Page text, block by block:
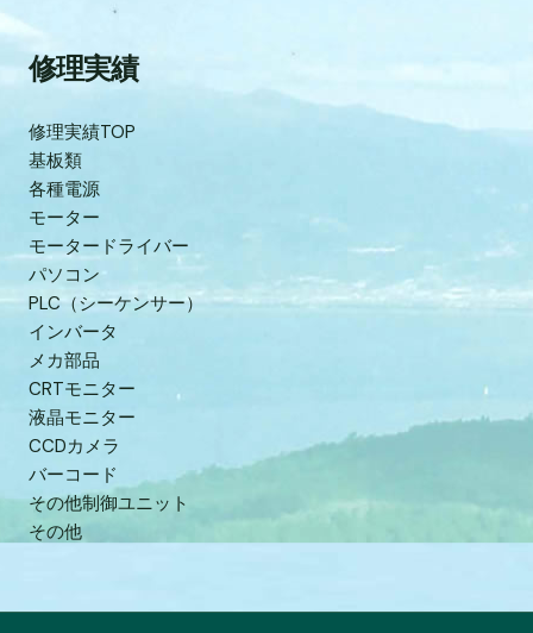
修理実績
修理実績TOP
基板類
各種電源
モーター
モータードライバー
パソコン
PLC（シーケンサー）
インバータ
メカ部品
CRTモニター
液晶モニター
CCDカメラ
バーコード
その他制御ユニット
その他